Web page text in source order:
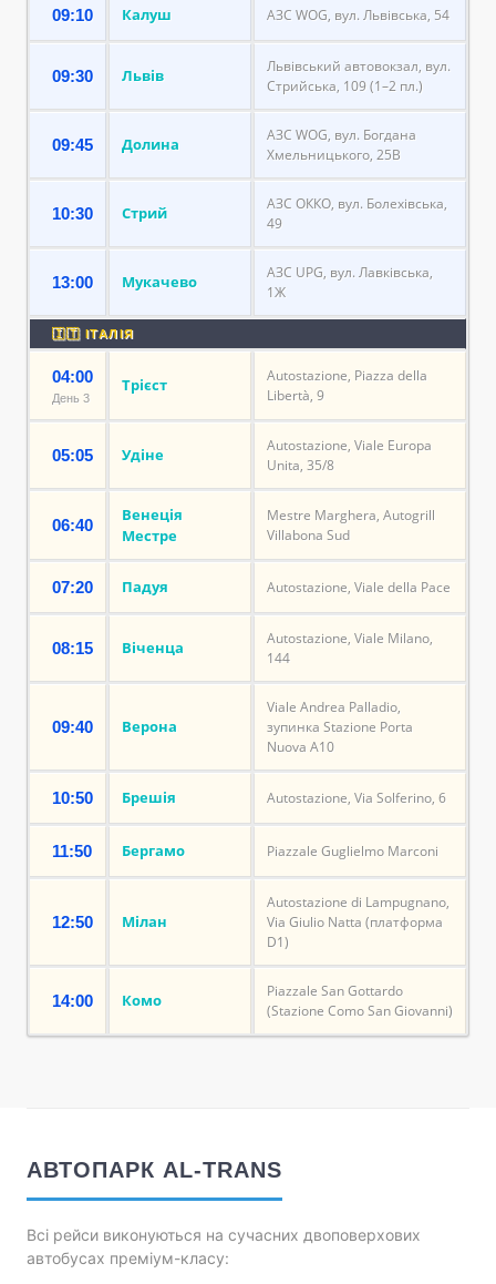
09:10 Калуш АЗС WOG, вул. Львівська, 54
09:30 Львів
Львівський автовокзал, вул.
Стрийська, 109 (1–2 пл.)
09:45 Долина
АЗС WOG, вул. Богдана
Хмельницького, 25В
10:30 Стрий
АЗС ОККО, вул. Болехівська,
49
13:00 Мукачево
АЗС UPG, вул. Лавківська,
1Ж
🇮🇹 ІТАЛІЯ
04:00
День 3
Трієст
Autostazione, Piazza della
Libertà, 9
05:05 Удіне
Autostazione, Viale Europa
Unita, 35/8
06:40
Венеція
Местре
Mestre Marghera, Autogrill
Villabona Sud
07:20 Падуя Autostazione, Viale della Pace
08:15 Віченца
Autostazione, Viale Milano,
144
09:40 Верона
Viale Andrea Palladio,
зупинка Stazione Porta
Nuova A10
10:50 Брешія Autostazione, Via Solferino, 6
11:50 Бергамо Piazzale Guglielmo Marconi
12:50 Мілан
Autostazione di Lampugnano,
Via Giulio Natta (платформа
D1)
14:00 Комо
Piazzale San Gottardo
(Stazione Como San Giovanni)
АВТОПАРК AL-TRANS
Всі рейси виконуються на сучасних двоповерхових
автобусах преміум-класу: